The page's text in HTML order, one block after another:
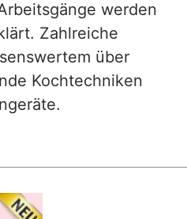
werden
Zahlreiche
über
Kochtechniken